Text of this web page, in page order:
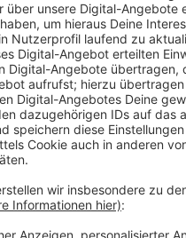
Die verdächtigte
Ausnahmesituation, sagt
wurde in einer Fachklinik
dauern weiter an.